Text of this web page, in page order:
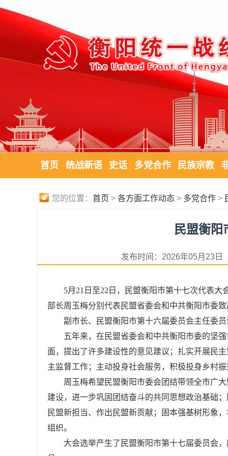
首页 统战新语 史话 多党合作 民族宗教
您的位置： 首页 > 各方面工作动态 > 多党合作 >
民盟衡
发布时间：2026年05月23
5月21日至22日，民盟衡阳市第十七次代表
部长周玉梅分别代表民盟省委会和中共衡阳市委
副市长、民盟衡阳市第十六届委员会主任委
五年来，在民盟省委会和中共衡阳市委的坚
面，提出了许多建设性的意见建议；扎实开展民
主监督工作；主动投身社会服务，积极投身乡村
周玉梅希望民盟衡阳市委会团结带领全市广
建设，进一步巩固团结奋斗的共同思想政治基础
民盟新担当、作出民盟新贡献；固本强基树形象
组织。
大会选举产生了民盟衡阳市第十七届委员会